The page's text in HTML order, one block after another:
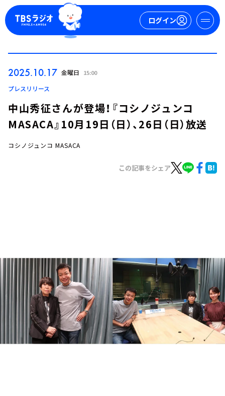
ログイン
YouTube
会社情報
2025.10.17 金曜日 15:00
プレスリリース
中山秀征さんが登場！『コシノジュンコ
MASACA』10月19日（日）、26日（日）放送
コシノジュンコ MASACA
この記事をシェア